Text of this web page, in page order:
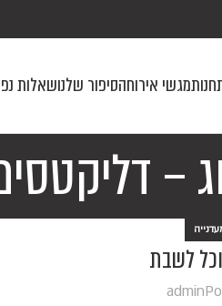
חנותמגשי אירוחהסיפור שלנושאלות
–
לשבת
admin